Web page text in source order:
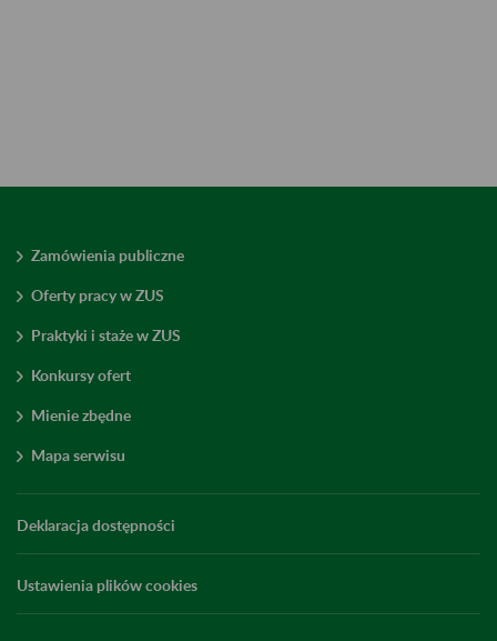
Zamówienia publiczne
Oferty pracy w ZUS
Praktyki i staże w ZUS
Konkursy ofert
Mienie zbędne
Mapa serwisu
Deklaracja dostępności
Ustawienia plików cookies